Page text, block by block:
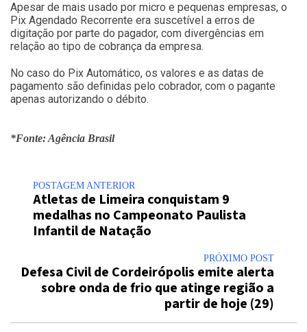
Apesar de mais usado por micro e pequenas empresas, o
Pix Agendado Recorrente era suscetível a erros de
digitação por parte do pagador, com divergências em
relação ao tipo de cobrança da empresa.
No caso do Pix Automático, os valores e as datas de
pagamento são definidas pelo cobrador, com o pagante
apenas autorizando o débito.
*Fonte: Agência Brasil
POSTAGEM ANTERIOR
Atletas de Limeira conquistam 9
medalhas no Campeonato Paulista
Infantil de Natação
PRÓXIMO POST
Defesa Civil de Cordeirópolis emite alerta
sobre onda de frio que atinge região a
partir de hoje (29)